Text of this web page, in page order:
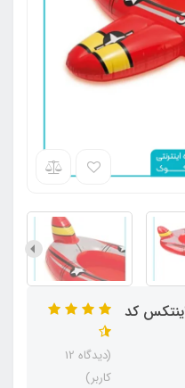
کد
(دیدگاه 12
کاربر)